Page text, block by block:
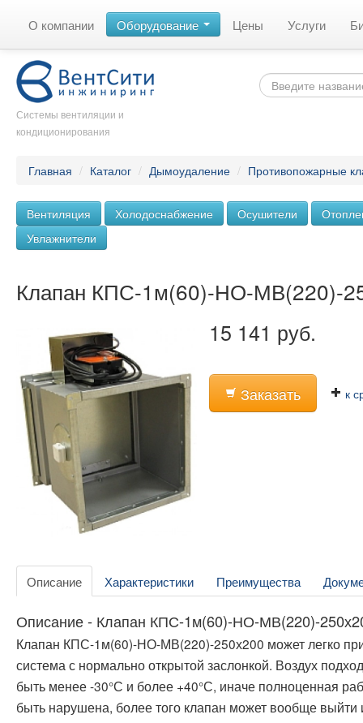
О компании Оборудование Цены Услуги
Системы вентиляции и
кондиционирования
Главная / Каталог / Дымоудаление / Противопожарные
Вентиляция Холодоснабжение Осушители
Увлажнители
Клапан КПС-1м(60)-НО-МВ(220)-
15 141 руб.
Заказать к
Описание Характеристики Преимущества
Описание - Клапан КПС-1м(60)-НО-МВ(220)-
Клапан КПС-1м(60)-НО-МВ(220)-250х200 может легко
система с нормально открытой заслонкой. Воздух
быть менее -30°С и более +40°С, иначе полноценная
быть нарушена, более того клапан может вообще выйти